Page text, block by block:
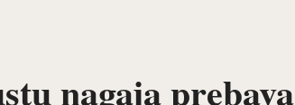
nagaja prebava